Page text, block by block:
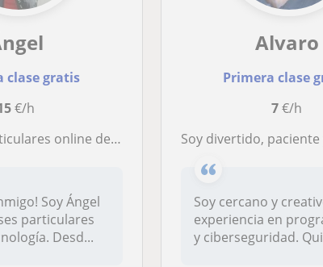
clase gratis
€/h
online de tecnología
Soy Ángel
particulares
Desd...
Alvaro
Primera clase
7€/h
Soy divertido, paciente y apasionado
Soy cercano y
experiencia en
y ciberseguridad.